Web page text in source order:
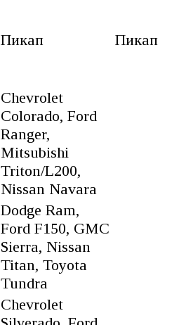
Пикап Пикап
Chevrolet
Colorado, Ford
Ranger,
Mitsubishi
Triton/L200,
Nissan Navara
Dodge Ram,
Ford F150, GMC
Sierra, Nissan
Titan, Toyota
Tundra
Chevrolet